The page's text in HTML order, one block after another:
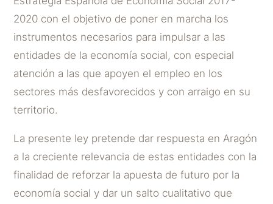
2020 con el objetivo de poner en marcha los
instrumentos necesarios para impulsar a las
entidades de la economía social, con especial
atención a las que apoyen el empleo en los
sectores más desfavorecidos y con arraigo en su
territorio.
La presente ley pretende dar respuesta en Aragón
a la creciente relevancia de estas entidades con la
finalidad de reforzar la apuesta de futuro por la
economía social y dar un salto cualitativo que